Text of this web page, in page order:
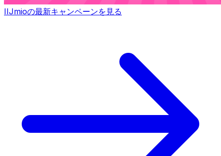
IIJmioの最新キャンペーンを見る